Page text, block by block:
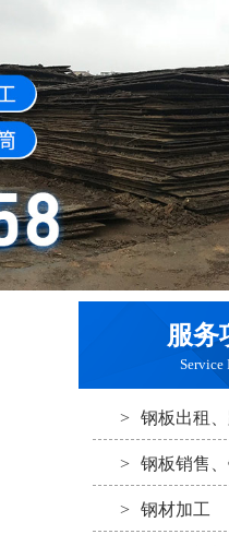
服务
Service
> 钢板出租
> 钢板销售
> 钢材加工